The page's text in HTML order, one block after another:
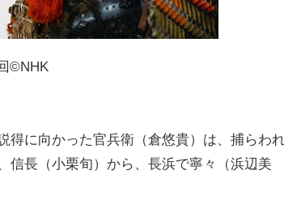
©NHK
得に向かった官兵衛（倉悠貴）は、捕らわ
信長（小栗旬）から、長浜で寧々（浜辺美